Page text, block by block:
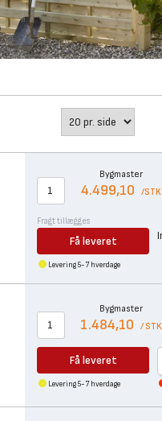
Bygmaster
4.499,10 /STK
Fragt tillægges
Få leveret
Levering 5-7 hverdage
Bygmaster
1.484,10 / STK
Få leveret
Levering 5-7 hverdage